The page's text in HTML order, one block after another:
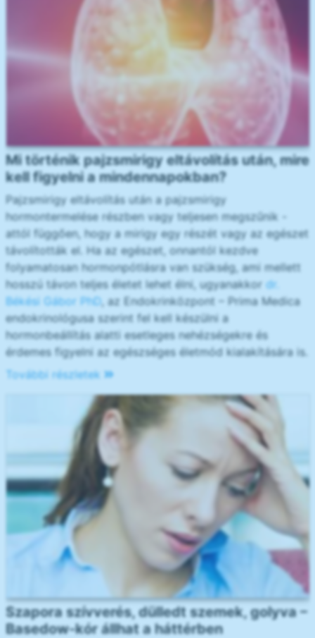
Mi történik pajzsmirigy eltávolítás után, mire
kell figyelni a mindennapokban?
Pajzsmirigy eltávolítás után a pajzsmirigy
hormontermelése részben vagy teljesen megszűnik -
attól függően, hogy a mirigy egy részét vagy az egészet
távolították el. Ha az egészet, onnantól kezdve
folyamatosan hormonpótlásra van szükség, ami mellett
hosszú távon teljes életet lehet élni, ugyanakkor dr.
Békési Gábor PhD
, az Endokrinközpont – Prima Medica
endokrinológusa szerint fel kell készülni a
hormonbeállítás alatti esetleges nehézségekre és
érdemes figyelni az egészséges életmód kialakítására is.
További részletek
Szapora szívverés, dülledt szemek, golyva –
Basedow-kór állhat a háttérben